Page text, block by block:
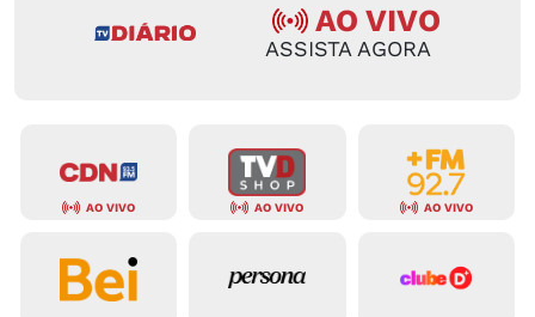
AO VIVO
ASSISTA AGORA
AO VIVO AO VIVO AO VIVO